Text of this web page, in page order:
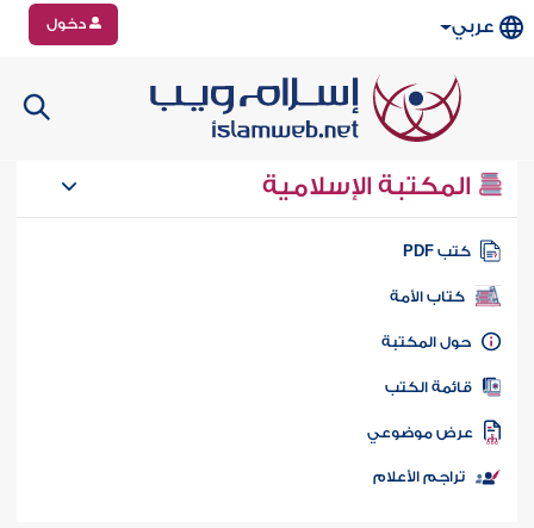
عربي دخول
المكتبة الإسلامية
كتب PDF
كتاب الأمة
المكتبة
الكتب
موضوعي